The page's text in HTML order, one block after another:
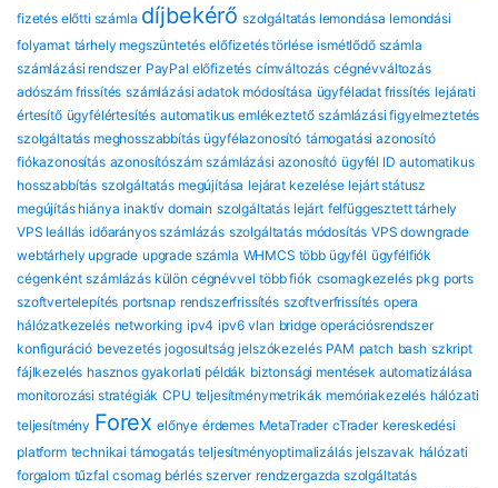
fizetés előtti számla díjbekérő szolgáltatás lemondása lemondási
folyamat tárhely megszüntetés előfizetés törlése ismétlődő számla
számlázási rendszer PayPal előfizetés címváltozás cégnévváltozás
adószám frissítés számlázási adatok módosítása ügyféladat frissítés lejárati
értesítő ügyfélértesítés automatikus emlékeztető számlázási figyelmeztetés
szolgáltatás meghosszabbítás ügyfélazonosító támogatási azonosító
fiókazonosítás azonosítószám számlázási azonosító ügyfél ID automatikus
hosszabbítás szolgáltatás megújítása lejárat kezelése lejárt státusz
megújítás hiánya inaktív domain szolgáltatás lejárt felfüggesztett tárhely
VPS leállás időarányos számlázás szolgáltatás módosítás VPS downgrade
webtárhely upgrade upgrade számla WHMCS több ügyfél ügyfélfiók
cégenként számlázás külön cégnévvel több fiók csomagkezelés pkg ports
szoftvertelepítés portsnap rendszerfrissítés szoftverfrissítés opera
hálózatkezelés networking ipv4 ipv6 vlan bridge operációsrendszer
konfiguráció bevezetés jogosultság jelszókezelés PAM patch bash szkript
fájlkezelés hasznos gyakorlati példák biztonsági mentések automatizálása
monitorozási stratégiák CPU teljesítménymetrikák memóriakezelés hálózati
teljesítmény Forex előnye érdemes MetaTrader cTrader kereskedési
platform technikai támogatás teljesítményoptimalizálás jelszavak hálózati
forgalom tűzfal csomag bérlés szerver rendzergazda szolgáltatás